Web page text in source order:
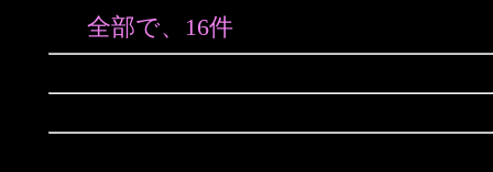
全部で、16件